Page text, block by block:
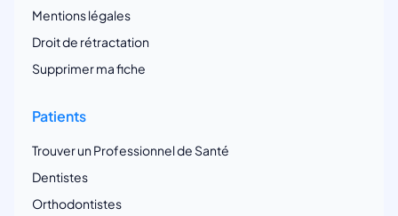
Mentions légales
Droit de rétractation
Supprimer ma fiche
Patients
Trouver un Professionnel de Santé
Dentistes
Orthodontistes